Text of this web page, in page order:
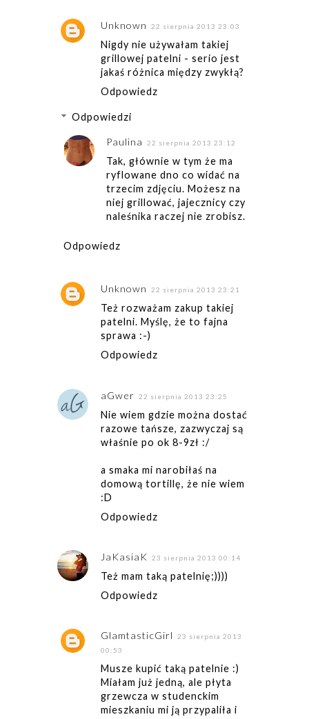
Unknown 22 sierpnia 2013 23:03
Nigdy nie używałam takiej
grillowej patelni - serio jest
jakaś różnica między zwykłą?
Odpowiedz
Odpowiedzi
Paulina 22 sierpnia 2013 23:12
Tak, głównie w tym że ma
ryflowane dno co widać na
trzecim zdjęciu. Możesz na
niej grillować, jajecznicy czy
naleśnika raczej nie zrobisz.
Odpowiedz
Unknown 22 sierpnia 2013 23:21
Też rozważam zakup takiej
patelni. Myślę, że to fajna
sprawa :-)
Odpowiedz
aGwer 22 sierpnia 2013 23:25
Nie wiem gdzie można dostać
razowe tańsze, zazwyczaj są
właśnie po ok 8-9zł :/
a smaka mi narobiłaś na
domową tortillę, że nie wiem
:D
Odpowiedz
JaKasiaK 23 sierpnia 2013 00:14
Też mam taką patelnię;))))
Odpowiedz
GlamtasticGirl
23 sierpnia 2013
00:53
Musze kupić taką patelnie :)
Miałam już jedną, ale płyta
grzewcza w studenckim
mieszkaniu mi ją przypaliła i